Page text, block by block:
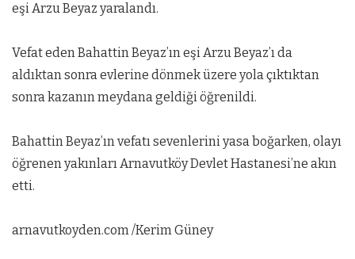
eşi Arzu Beyaz yaralandı.
Vefat eden Bahattin Beyaz’ın eşi Arzu Beyaz’ı da
aldıktan sonra evlerine dönmek üzere yola çıktıktan
sonra kazanın meydana geldiği öğrenildi.
Bahattin Beyaz’ın vefatı sevenlerini yasa boğarken, olayı
öğrenen yakınları Arnavutköy Devlet Hastanesi’ne akın
etti.
arnavutkoyden.com /Kerim Güney